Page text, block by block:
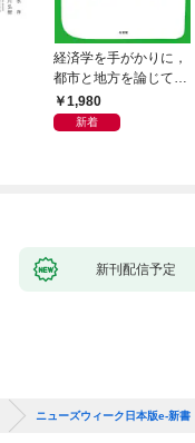
経済学を手がかりに，
都市と地方を論じてみ
よう1,980
新着
新刊配信予定
ニューズウィーク日本版e-新書